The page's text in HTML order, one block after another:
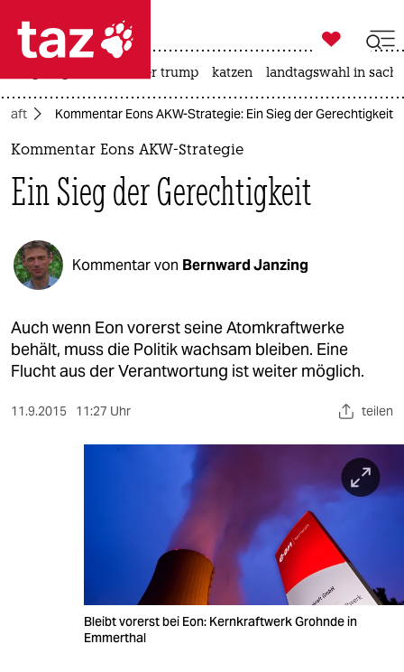
 taz zahl ich
taz zahl ich
politik
öko
gesellschaft
kultur
sport
berlin

taz zahl ich
usa unter trump katzen landtagswahl in
Kommentar Eons AKW-Strategie: Ein Sieg der Gerechtigkeit
Kommentar Eons AKW-Strategie
Ein Sieg der Gerechtigkeit
Kommentar von Bernward Janzing
Auch wenn Eon vorerst seine Atomkraftwerke
behält, muss die Politik wachsam bleiben. Eine
Flucht aus der Verantwortung ist weiter möglich.
11.9.2015 11:27 Uhr teilen
Bleibt vorerst bei Eon: Kernkraftwerk Grohnde in
Emmerthal